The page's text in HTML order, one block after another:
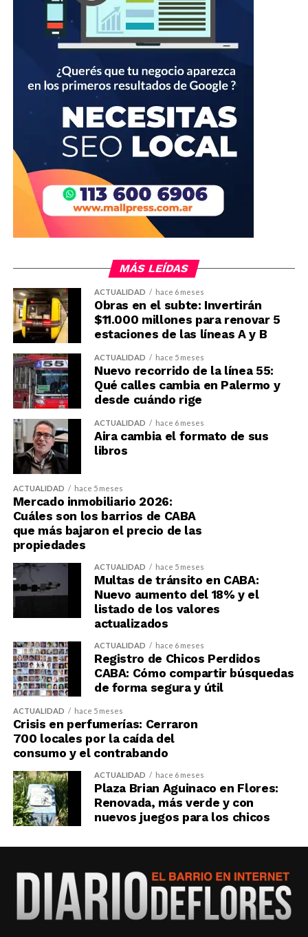
MÁS LEÍDAS
ACTUALIDAD hace 6 meses
Obras en el subte: Invertirán
$11.000 millones para renovar 5
estaciones de las líneas A y B
ACTUALIDAD hace 5 meses
Nuevo recorrido de la línea 55:
Qué calles cambia en Palermo y
desde cuándo rige
ACTUALIDAD hace 6 meses
Aira cambia el formato de sus
libros
ACTUALIDAD hace 5 meses
Mercado inmobiliario 2026:
Cuáles son los barrios de CABA
que más bajaron el precio de las
propiedades
ACTUALIDAD hace 5 meses
Multas de tránsito en CABA:
Nuevo aumento del 18% y el
listado de los valores
actualizados
ACTUALIDAD hace 6 meses
Registro de Chicos Perdidos
CABA: Cómo compartir búsquedas
de forma segura y útil
ACTUALIDAD hace 5 meses
Crisis en perfumerías: Cerraron
700 locales por la caída del
consumo y el contrabando
ACTUALIDAD hace 6 meses
Plaza Brian Aguinaco en Flores:
Renovada, más verde y con
nuevos juegos para los chicos